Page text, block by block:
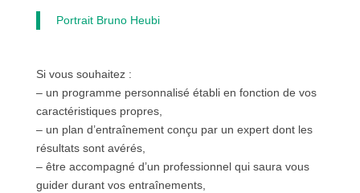
Portrait Bruno Heubi
Si vous souhaitez :
– un programme personnalisé établi en fonction de vos
caractéristiques propres,
– un plan d’entraînement conçu par un expert dont les
résultats sont avérés,
– être accompagné d’un professionnel qui saura vous
guider durant vos entraînements,